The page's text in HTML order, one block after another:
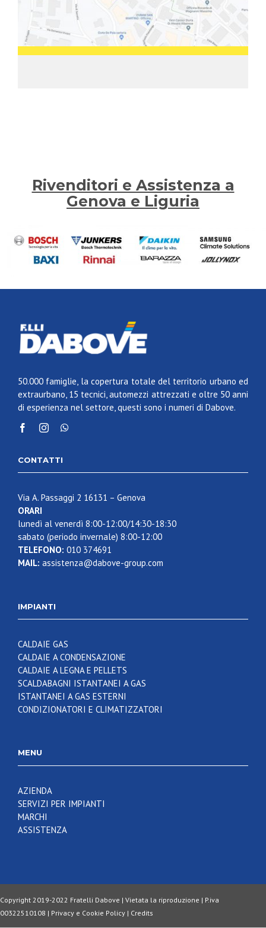
Rivenditori e Assistenza a
Genova e Liguria
50.000 famiglie, la copertura totale del territorio urbano ed
extraurbano, 15 tecnici, automezzi attrezzati e oltre 50 anni
di esperienza nel settore, questi sono i numeri di Dabove.
CONTATTI
Via A. Passaggi 2 16131 – Genova
ORARI
lunedì al venerdì 8:00-12:00/14:30-18:30
sabato (periodo invernale) 8:00-12:00
TELEFONO: 010 374691
MAIL: assistenza@dabove-group.com
IMPIANTI
CALDAIE GAS
CALDAIE A CONDENSAZIONE
CALDAIE A LEGNA E PELLETS
SCALDABAGNI ISTANTANEI A GAS
ISTANTANEI A GAS ESTERNI
CONDIZIONATORI E CLIMATIZZATORI
MENU
AZIENDA
SERVIZI PER IMPIANTI
MARCHI
ASSISTENZA
Copyright 2019-2022 Fratelli Dabove | Vietata la riproduzione | P.iva
00322510108 | Privacy e Cookie Policy | Credits